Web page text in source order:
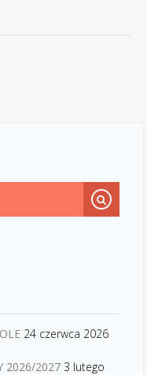
24 czerwca 2026
2026/2027 3 lutego